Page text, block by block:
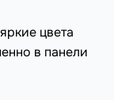
цвета
в панели